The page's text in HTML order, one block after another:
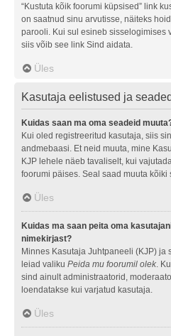
“Kustuta kõik foorumi küpsised” link
on saatnud sinu arvutisse, näiteks
parooli. Kui sul esineb sisselogimises
siis võib see link Sind aidata.
Üles
Kasutaja eelistused ja seaded
Kuidas saan ma oma seadeid
Kui oled registreeritud kasutaja, siis
andmebaasi. Et neid muuta, mine
KJP lehele näeb tavaliselt, kui
foorumi päises. Seal saad muuta
Üles
Kuidas ma saan peita oma
nimekirjast?
Minnes Kasutaja Juhtpaneeli (KJP) ja
leiad valiku Peida mu foorumil olek.
sind ainult administraatorid,
loendatakse kui varjatud kasutaja.
Üles